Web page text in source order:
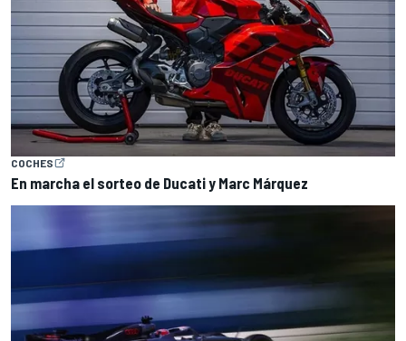
COCHES
En marcha el sorteo de Ducati y Marc Márquez